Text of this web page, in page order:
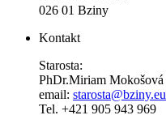
026 01 Bziny
Kontakt
Starosta:
PhDr.Miriam Mokošová
email: starosta@bziny.eu
Tel. +421 905 943 969